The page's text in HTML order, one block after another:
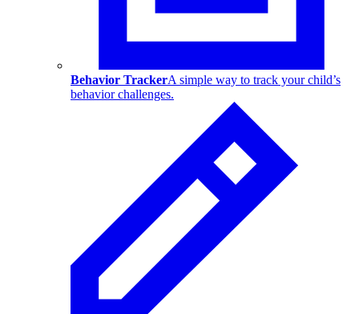
Behavior TrackerA simple way to track your child’s
behavior challenges.